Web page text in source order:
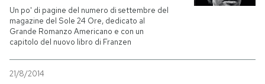
SHOP
CALENDARIO
Un po' di pagine del numero di settembre del
magazine del Sole 24 Ore, dedicato al
Grande Romanzo Americano e con un
capitolo del nuovo libro di Franzen
21/8/2014